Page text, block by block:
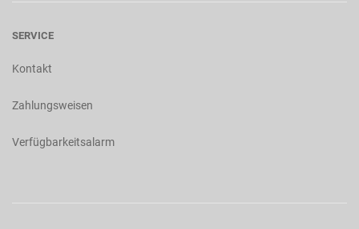
SERVICE
Kontakt
Zahlungsweisen
Verfügbarkeitsalarm